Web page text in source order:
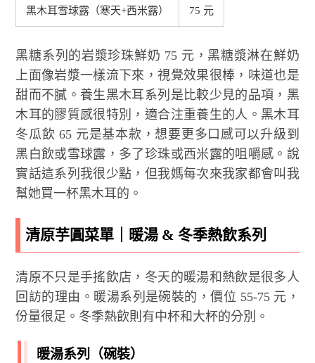
黑木耳雪球露（寒天+西米露） 75 元
黑糖系列的岩漿珍珠鮮奶 75 元，黑糖漿淋在鮮奶
上面像岩漿一樣流下來，視覺效果很棒，味道也是
甜而不膩。養生黑木耳系列是比較少見的品項，黑
木耳的膠質感很特別，適合注重養生的人。黑木耳
冬瓜飲 65 元是基本款，想要更多口感可以升級到
黑白飲或雪球露，多了珍珠或西米露的咀嚼感。說
實話這系列我很少點，但我媽每次來我家都會叫我
幫她買一杯黑木耳的。
清原芋圓菜單｜暖湯 & 冬季熱飲系列
清原不只是手搖飲店，冬天的暖湯和熱飲是很多人
回訪的理由。暖湯系列是碗裝的，價位 55-75 元，
份量很足。冬季熱飲則有中杯和大杯的分別。
暖湯系列（碗裝）